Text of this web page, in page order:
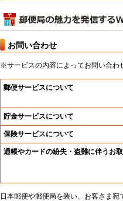
お問い合わせ
※サービスの内容によってお問い合わ
郵便サービスについて
貯金サービスについて
保険サービスについて
通帳やカードの紛失・盗難に伴うお
日本郵便や郵便局を装い、お客さま